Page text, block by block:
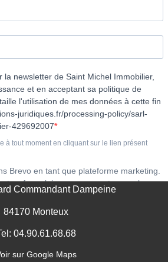
LÉGALES
Commandant Dampeine
84170 Monteux
04.90.61.68.68
sur Google Maps